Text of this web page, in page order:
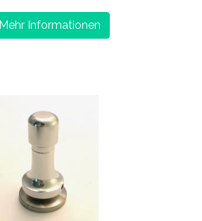
Mehr Informationen